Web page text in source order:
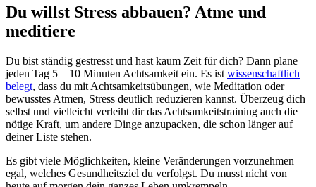
Du willst Stress abbauen? Atme und
meditiere
Du bist ständig gestresst und hast kaum Zeit für dich? Dann plane
jeden Tag 5—10 Minuten Achtsamkeit ein. Es ist wissenschaftlich
belegt, dass du mit Achtsamkeitsübungen, wie Meditation oder
bewusstes Atmen, Stress deutlich reduzieren kannst. Überzeug dich
selbst und vielleicht verleiht dir das Achtsamkeitstraining auch die
nötige Kraft, um andere Dinge anzupacken, die schon länger auf
deiner Liste stehen.
Es gibt viele Möglichkeiten, kleine Veränderungen vorzunehmen —
egal, welches Gesundheitsziel du verfolgst. Du musst nicht von